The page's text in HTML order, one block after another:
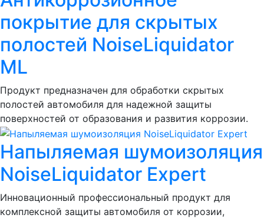
покрытие для скрытых
полостей NoiseLiquidator
ML
Продукт предназначен для обработки скрытых
полостей автомобиля для надежной защиты
поверхностей от образования и развития коррозии.
Напыляемая шумоизоляция
NoiseLiquidator Expert
Инновационный профессиональный продукт для
комплексной защиты автомобиля от коррозии,